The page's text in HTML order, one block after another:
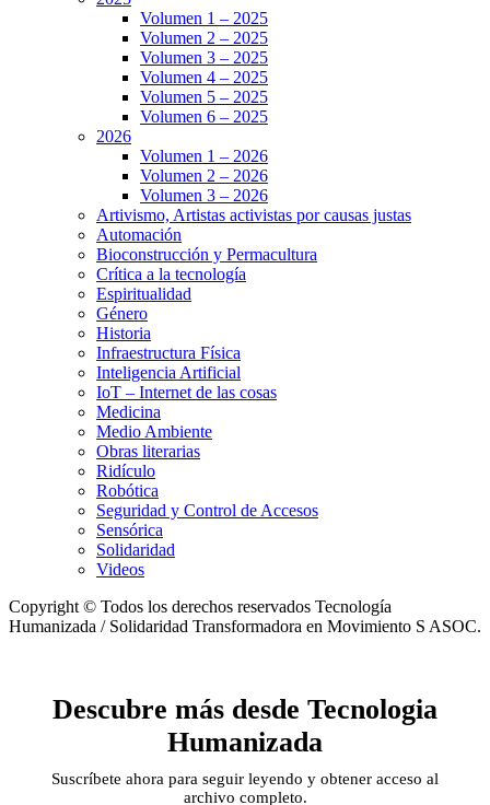
Volumen 1 – 2025
Volumen 2 – 2025
Volumen 3 – 2025
Volumen 4 – 2025
Volumen 5 – 2025
Volumen 6 – 2025
2026
Volumen 1 – 2026
Volumen 2 – 2026
Volumen 3 – 2026
Artivismo, Artistas activistas por causas justas
Automación
Bioconstrucción y Permacultura
Crítica a la tecnología
Espiritualidad
Género
Historia
Infraestructura Física
Inteligencia Artificial
IoT – Internet de las cosas
Medicina
Medio Ambiente
Obras literarias
Ridículo
Robótica
Seguridad y Control de Accesos
Sensórica
Solidaridad
Videos
Copyright © Todos los derechos reservados Tecnología
Humanizada / Solidaridad Transformadora en Movimiento S ASOC.
Descubre más desde Tecnologia
Humanizada
Suscríbete ahora para seguir leyendo y obtener acceso al
archivo completo.